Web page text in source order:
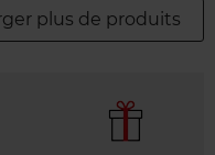
plus de produits